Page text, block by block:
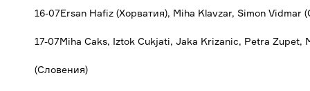
16-07Ersan Hafiz (Хорватия), Miha Klavzar, Simon Vidmar
17-07Miha Caks, Iztok Cukjati, Jaka Krizanic, Petra Zupet,
(Словения)